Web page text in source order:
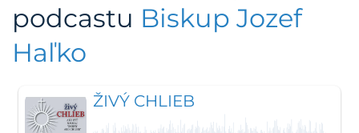
podcastu Biskup Jozef
Haľko
ŽIVÝ CHLIEB